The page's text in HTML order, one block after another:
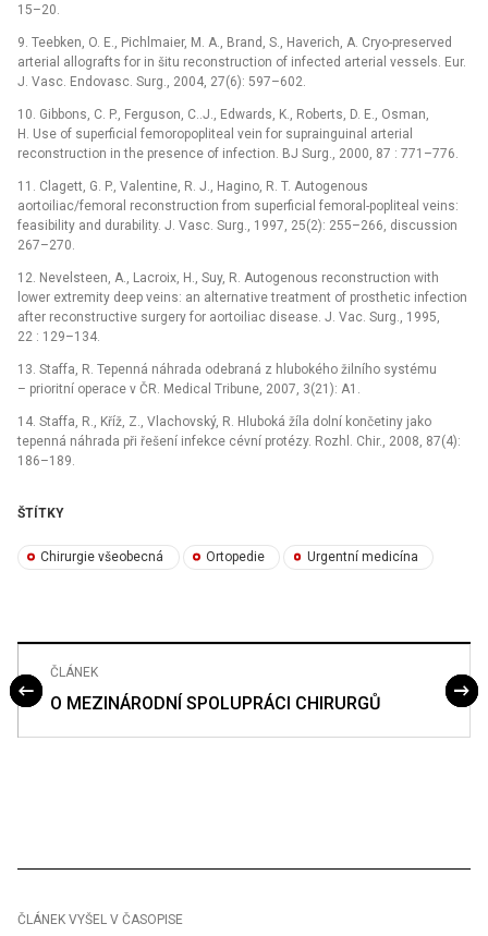
15–20.
9. Teebken, O. E., Pichlmaier, M. A., Brand, S., Haverich, A. Cryo-preserved
arterial allografts for in šitu reconstruction of infected arterial vessels. Eur.
J. Vasc. Endovasc. Surg., 2004, 27(6): 597–602.
10. Gibbons, C. P., Ferguson, C..J., Edwards, K., Roberts, D. E., Osman,
H. Use of superficial femoropopliteal vein for suprainguinal arterial
reconstruction in the presence of infection. BJ Surg., 2000, 87 : 771–776.
11. Clagett, G. P., Valentine, R. J., Hagino, R. T. Autogenous
aortoiliac/femoral reconstruction from superficial femoral-popliteal veins:
feasibility and durability. J. Vasc. Surg., 1997, 25(2): 255–266, discussion
267–270.
12. Nevelsteen, A., Lacroix, H., Suy, R. Autogenous reconstruction with
lower extremity deep veins: an alternative treatment of prosthetic infection
after reconstructive surgery for aortoiliac disease. J. Vac. Surg., 1995,
22 : 129–134.
13. Staffa, R. Tepenná náhrada odebraná z hlubokého žilního systému
–⁠ prioritní operace v ČR. Medical Tribune, 2007, 3(21): A1.
14. Staffa, R., Kříž, Z., Vlachovský, R. Hluboká žíla dolní končetiny jako
tepenná náhrada při řešení infekce cévní protézy. Rozhl. Chir., 2008, 87(4):
186–189.
ŠTÍTKY
Chirurgie všeobecná Ortopedie Urgentní medicína
ČLÁNEK
O MEZINÁRODNÍ SPOLUPRÁCI CHIRURGŮ
ČLÁNEK VYŠEL V ČASOPISE